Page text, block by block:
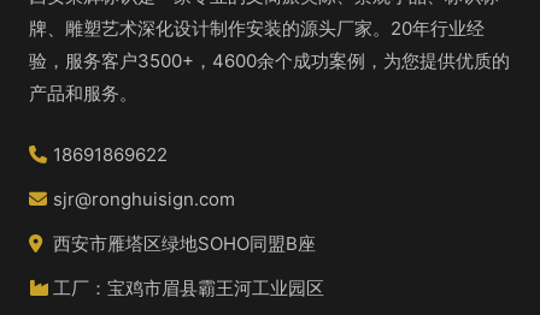
牌、雕塑艺术深化设计制作安装的源头厂家。20年行业经
验，服务客户3500+，4600余个成功案例，为您提供优质的
产品和服务。
18691869622
sjr@ronghuisign.com
西安市雁塔区绿地SOHO同盟B座
工厂：宝鸡市眉县霸王河工业园区